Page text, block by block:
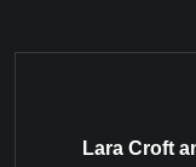
Lara Croft